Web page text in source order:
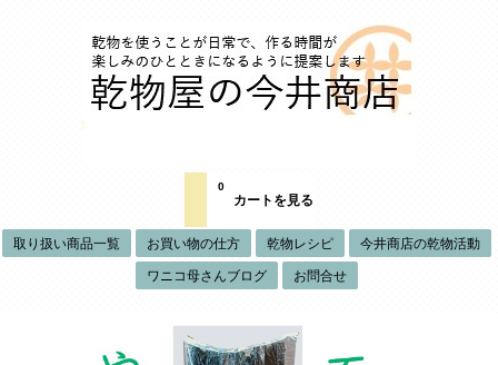
カートを見る
0
取り扱い商品一覧 お買い物の仕方 乾物レシピ 今井商店の乾物活動
ワニコ母さんブログ お問合せ